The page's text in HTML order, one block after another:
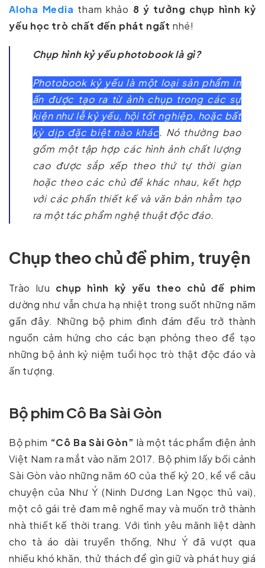
Aloha Media tham khảo 8 ý tưởng chụp hình kỷ
yếu học trò chất đến phát ngất nhé!
Chụp hình kỷ yếu photobook là gì?
Photobook kỷ yếu là một loại sản phẩm in
ấn được tạo ra từ ảnh chụp trong các sự
kiện như lễ kỷ yếu, hội tốt nghiệp, hoặc bất
kỳ dịp đặc biệt nào khác. Nó thường bao
gồm một tập hợp các hình ảnh chất lượng
cao được sắp xếp theo thứ tự thời gian
hoặc theo các chủ đề khác nhau, kết hợp
với các phần thiết kế và văn bản nhằm tạo
ra một tác phẩm nghệ thuật độc đáo.
Chụp theo chủ đề phim, truyện
Trào lưu chụp hình kỷ yếu theo chủ đề phim
dường như vẫn chưa hạ nhiệt trong suốt những năm
gần đây. Những bộ phim đình đám đều trở thành
nguồn cảm hứng cho các bạn phỏng theo để tạo
những bộ ảnh kỷ niệm tuổi học trò thật độc đáo và
ấn tượng.
Bộ phim Cô Ba Sài Gòn
Bộ phim “Cô Ba Sài Gòn” là một tác phẩm điện ảnh
Việt Nam ra mắt vào năm 2017. Bộ phim lấy bối cảnh
Sài Gòn vào những năm 60 của thế kỷ 20, kể về câu
chuyện của Như Ý (Ninh Dương Lan Ngọc thủ vai),
một cô gái trẻ đam mê nghề may và muốn trở thành
nhà thiết kế thời trang. Với tình yêu mãnh liệt dành
cho tà áo dài truyền thống, Như Ý đã vượt qua
nhiều khó khăn, thử thách để gìn giữ và phát huy giá